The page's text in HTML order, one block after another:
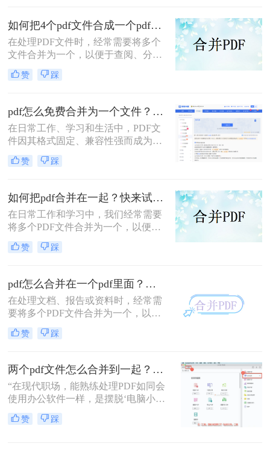
并呢？本文将介绍三种合并PDF文件
的方法。
如何把4个pdf文件合成一个pdf？这3种合成方法请务必学会！
在处理PDF文件时，经常需要将多个
文件合并为一个，以便于查阅、分享
或存储。那么如何把4个pdf文件合成
一个pdf呢？本文将介绍三种将4个
赞 踩
pdf怎么免费合并为一个文件？五种免费合并方法详解！
在日常工作、学习和生活中，PDF文
件因其格式固定、兼容性强而成为文
档交换的主流格式。然而，我们经常
遇到需要将多个PDF文件合并为一个
提交组合文档。虽然市面上有众多付
费软件提供PDF编辑功能，但免费方
案同样能高效完成任务。那么pdf怎么
免费合并为一个文件呢？本文将系统
介绍五种免费合并PDF文件的方法，
涵盖在线工具、桌面软件、命令行及
求。
赞 踩
如何把pdf合并在一起？快来试试这3种合并方法！
在日常工作和学习中，我们经常需要
将多个PDF文件合并为一个，以便于
查阅和分享。那么如何把pdf合并在一
起呢？本文将介绍三种常用的PDF合
赞 踩
pdf怎么合并在一个pdf里面？这二种合并方法了解下！
在处理文档、报告或资料时，经常需
要将多个PDF文件合并为一个，以便
于查阅和管理。那么pdf怎么合并在一
个pdf里面呢？本文将介绍两种将多个
赞 踩
两个pdf文件怎么合并到一起？3分钟教会你5种专业方法，最后一招绝了！
“在现代职场，能熟练处理PDF如同会
使用办公软件一样，是摆脱‘电脑小
白’标签、提升个人效率的隐形核心竞
争力。”——小编“领导刚把项目合同
赞 踩